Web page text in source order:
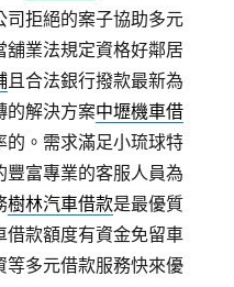
司拒絕的案子協助多元
舖業法規定資格好鄰居
且合法銀行撥款最新為
的解決方案中壢機車借
的。需求滿足小琉球特
豐富專業的客服人員為
樹林汽車借款是最優質
借款額度有資金免留車
等多元借款服務快來優